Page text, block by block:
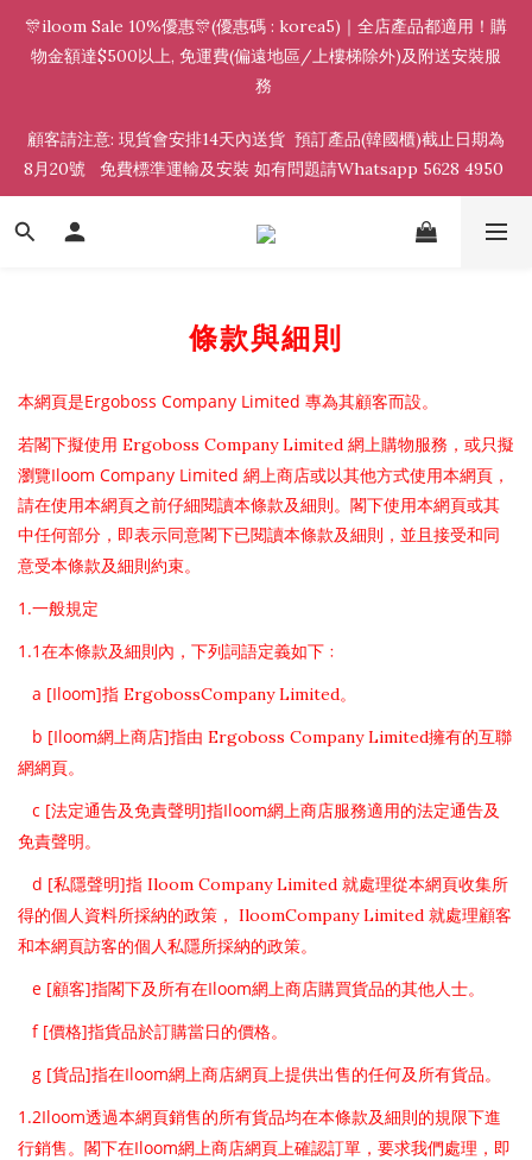
🎊iloom Sale 10%優惠🎊(優惠碼 : korea5)｜全店產品都適用！購
物金額達$500以上, 免運費(偏遠地區/上樓梯除外)及附送安裝服
務
顧客請注意: 現貨會安排14天內送貨  預訂產品(韓國櫃)截止日期為
8月20號   免費標準運輸及安裝 如有問題請Whatsapp 5628 4950
條款與細則
本網頁是Ergoboss Company Limited 專為其顧客而設。
若閣下擬使用 Ergoboss Company Limited 網上購物服務，或只擬
瀏覽Iloom Company Limited 網上商店或以其他方式使用本網頁，
請在使用本網頁之前仔細閱讀本條款及細則。閣下使用本網頁或其
中任何部分，即表示同意閣下已閱讀本條款及細則，並且接受和同
意受本條款及細則約束。
1.一般規定
1.1 在本條款及細則內，下列詞語定義如下﹕
a [Iloom]指 ErgobossCompany Limited。
b [Iloom網上商店]指由 Ergoboss Company Limited擁有的互聯
網網頁。
c [法定通告及免責聲明]指Iloom網上商店服務適用的法定通告及
免責聲明。
d [私隱聲明]指 Iloom Company Limited 就處理從本網頁收集所
得的個人資料所採納的政策，
IloomCompany Limited 就處理顧客
和本網頁訪客的個人私隱所採納的政策。
e [顧客]指閣下及所有在Iloom網上商店購買貨品的其他人士。
f [價格]指貨品於訂購當日的價格。
g [貨品]指在Iloom網上商店網頁上提供出售的任何及所有貨品。
1.2Iloom透過本網頁銷售的所有貨品均在本條款及細則的規限下進
行銷售。閣下在Iloom網上商店網頁上確認訂單，要求我們處理，即